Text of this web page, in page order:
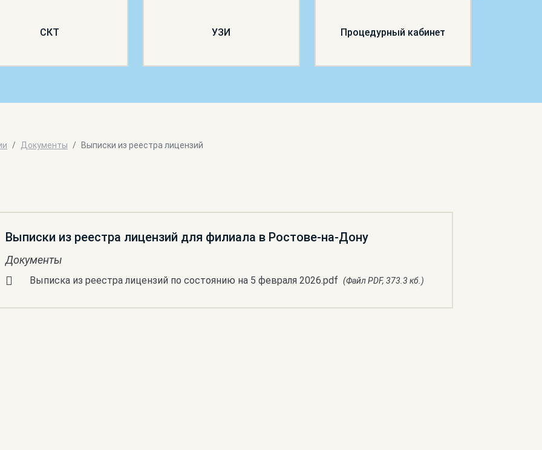
СКТ УЗИ Процедурный кабинет
Документы Выписки из реестра лицензий
Выписки из реестра лицензий для филиала в Ростове-на-Дону
Документы
Выписка из реестра лицензий по состоянию на 5 февраля 2026.pdf (Файл PDF, 373.3 кб.)